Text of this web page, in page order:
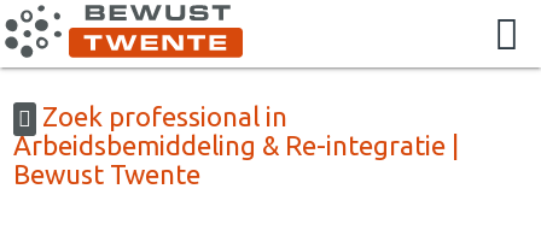
Zoek professional in
Arbeidsbemiddeling & Re-integratie |
Bewust Twente